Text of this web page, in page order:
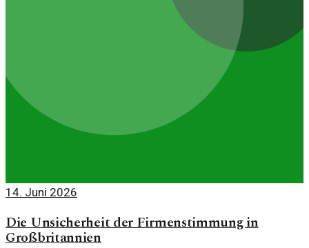
14. Juni 2026
Die Unsicherheit der Firmenstimmung in
Großbritannien